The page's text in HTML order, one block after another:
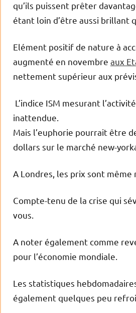
qu’ils puissent prêter
étant loin d’être aussi brillant
Elément positif de nature à
augmenté en novembre aux
nettement supérieur aux
L’indice ISM mesurant
inattendue.
Mais l’euphorie pourrait être
dollars sur le marché new-
A Londres, les prix sont
Compte-tenu de la crise qui
vous.
A noter également comme
pour l’économie mondiale.
Les statistiques
également quelques peu